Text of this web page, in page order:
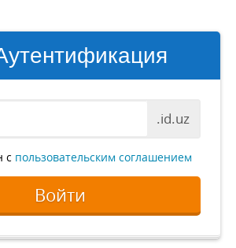
.id.uz
с пользовательским соглашением
Войти